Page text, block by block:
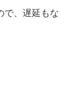
で、遅延もな